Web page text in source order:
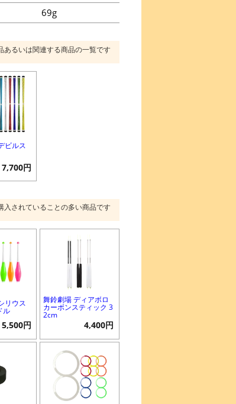
69g
あるいは関連する商品の一覧です
ビルス
7,700円
入されていることの多い商品です
リウス
ル
5,500円
舞鈴劇場 ディアボロ
カーボンスティック 3
2cm
4,400円